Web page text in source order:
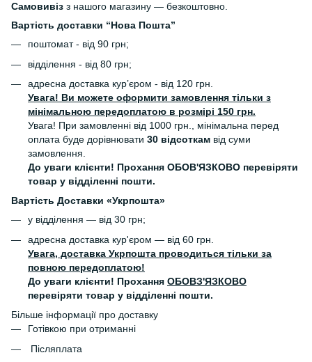
Самовивіз з нашого магазину — безкоштовно.
Вартість доставки “Нова Пошта”
поштомат - від 90 грн;
відділення - від 80 грн;
адресна доставка кур’єром - від 120 грн.
Увага! Ви можете оформити замовлення тільки з
мінімальною передоплатою в розмірі 150 грн.
Увага! При замовленні від 1000 грн., мінімальна перед
оплата буде дорівнювати 30 відсоткам від суми
замовлення.
До уваги клієнти! Прохання ОБОВ'ЯЗКОВО перевіряти
товар у відділенні пошти.
Вартість Доставки «Укрпошта»
у відділення — від 30 грн;
адресна доставка кур'єром — від 60 грн.
Увага, доставка Укрпошта проводиться тільки за
повною передоплатою!
До уваги клієнти! Прохання ОБОВЗ'ЯЗКОВО
перевіряти товар у відділенні пошти.
Більше інформації про доставку
Готівкою при отриманні
Післяплата